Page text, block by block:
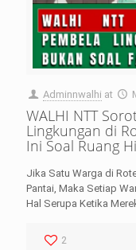
Adminnwalhi at
WALHI NTT
Lingkungan di
Ini Soal Ruang
Jika Satu Warga di
Pantai, Maka Setiap
Hal Serupa Ketika
2